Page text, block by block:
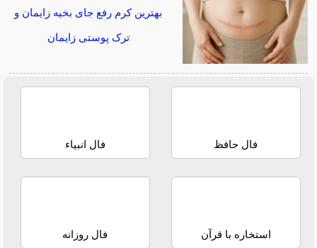
بهترین کرم رفع جای بخیه زایمان و
ترک پوستی زایمان
فال حافظ فال انبیاء
استخاره با قرآن فال روزانه